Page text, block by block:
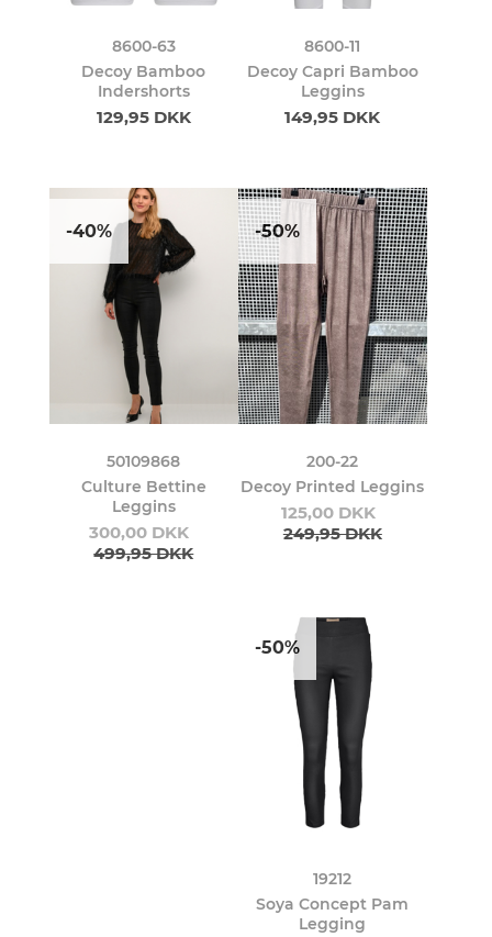
8600-63
Decoy Bamboo
Indershorts
129,95 DKK
8600-11
Decoy Capri Bamboo
Leggins
149,95 DKK
-40%
50109868
Culture Bettine
Leggins
300,00 DKK
499,95 DKK
-50%
200-22
Decoy Printed Leggins
125,00 DKK
249,95 DKK
-50%
19212
Soya Concept Pam
Legging